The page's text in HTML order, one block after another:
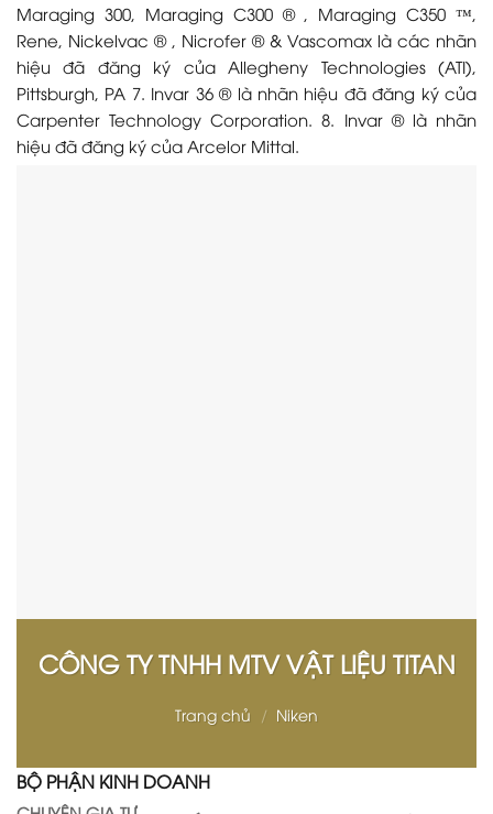
Maraging 300, Maraging C300 ® , Maraging C350 ™,
Rene, Nickelvac ® , Nicrofer ® & Vascomax là các nhãn
hiệu đã đăng ký của Allegheny Technologies (ATI),
Pittsburgh, PA 7. Invar 36 ® là nhãn hiệu đã đăng ký của
Carpenter Technology Corporation. 8. Invar ® là nhãn
hiệu đã đăng ký của Arcelor Mittal.
CÔNG TY TNHH MTV VẬT LIỆU TITAN
Trang chủ / Niken
BỘ PHẬN KINH DOANH